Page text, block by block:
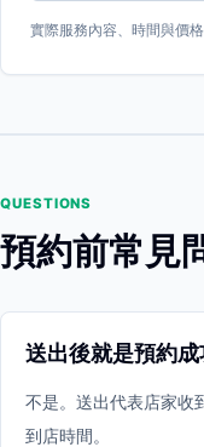
實際服務內容、時間與價
QUESTIONS
預約前常見
送出後就是預約成
不是。送出代表店家收
到店時間。